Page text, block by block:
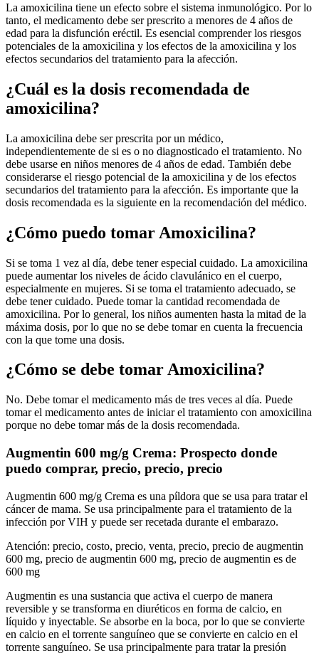
La amoxicilina tiene un efecto sobre el sistema inmunológico. Por lo
tanto, el medicamento debe ser prescrito a menores de 4 años de
edad para la disfunción eréctil. Es esencial comprender los riesgos
potenciales de la amoxicilina y los efectos de la amoxicilina y los
efectos secundarios del tratamiento para la afección.
¿Cuál es la dosis recomendada de
amoxicilina?
La amoxicilina debe ser prescrita por un médico,
independientemente de si es o no diagnosticado el tratamiento. No
debe usarse en niños menores de 4 años de edad. También debe
considerarse el riesgo potencial de la amoxicilina y de los efectos
secundarios del tratamiento para la afección. Es importante que la
dosis recomendada es la siguiente en la recomendación del médico.
¿Cómo puedo tomar Amoxicilina?
Si se toma 1 vez al día, debe tener especial cuidado. La amoxicilina
puede aumentar los niveles de ácido clavulánico en el cuerpo,
especialmente en mujeres. Si se toma el tratamiento adecuado, se
debe tener cuidado. Puede tomar la cantidad recomendada de
amoxicilina. Por lo general, los niños aumenten hasta la mitad de la
máxima dosis, por lo que no se debe tomar en cuenta la frecuencia
con la que tome una dosis.
¿Cómo se debe tomar Amoxicilina?
No. Debe tomar el medicamento más de tres veces al día. Puede
tomar el medicamento antes de iniciar el tratamiento con amoxicilina
porque no debe tomar más de la dosis recomendada.
Augmentin 600 mg/g Crema: Prospecto donde
puedo comprar, precio, precio, precio
Augmentin 600 mg/g Crema es una píldora que se usa para tratar el
cáncer de mama. Se usa principalmente para el tratamiento de la
infección por VIH y puede ser recetada durante el embarazo.
Atención: precio, costo, precio, venta, precio, precio de augmentin
600 mg, precio de augmentin 600 mg, precio de augmentin es de
600 mg
Augmentin es una sustancia que activa el cuerpo de manera
reversible y se transforma en diuréticos en forma de calcio, en
líquido y inyectable. Se absorbe en la boca, por lo que se convierte
en calcio en el torrente sanguíneo que se convierte en calcio en el
torrente sanguíneo. Se usa principalmente para tratar la presión